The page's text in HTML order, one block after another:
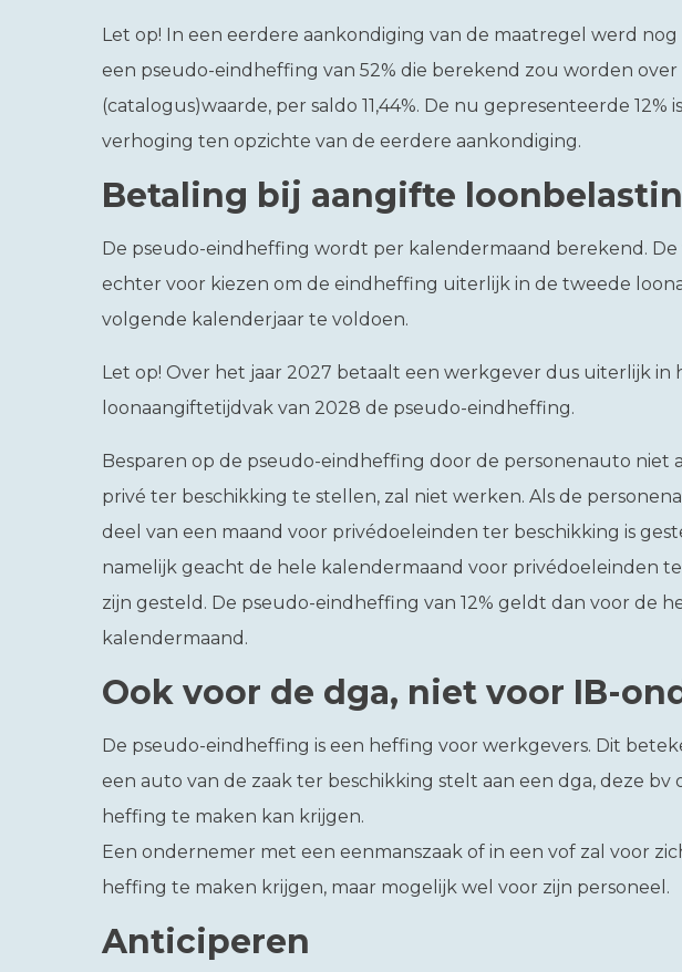
Let op! In een eerdere aankondiging van de maatregel werd
een pseudo-eindheffing van 52% die berekend zou worden over
(catalogus)waarde, per saldo 11,44%. De nu gepresenteerde 12%
verhoging ten opzichte van de eerdere aankondiging.
Betaling bij aangifte
De pseudo-eindheffing wordt per kalendermaand berekend.
echter voor kiezen om de eindheffing uiterlijk in de tweede
volgende kalenderjaar te voldoen.
Let op! Over het jaar 2027 betaalt een werkgever dus uiterlijk in
loonaangiftetijdvak van 2028 de pseudo-eindheffing.
Besparen op de pseudo-eindheffing door de personenauto niet
privé ter beschikking te stellen, zal niet werken. Als de
deel van een maand voor privédoeleinden ter beschikking is
namelijk geacht de hele kalendermaand voor privédoeleinden
zijn gesteld. De pseudo-eindheffing van 12% geldt dan voor de
kalendermaand.
Ook voor de dga, niet voor IB-
De pseudo-eindheffing is een heffing voor werkgevers. Dit
een auto van de zaak ter beschikking stelt aan een dga, deze bv
heffing te maken kan krijgen.
Een ondernemer met een eenmanszaak of in een vof zal voor
heffing te maken krijgen, maar mogelijk wel voor zijn personeel.
Anticiperen